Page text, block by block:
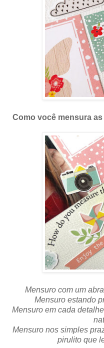
Como você mensura
Mensuro com um
Mensuro estando
Mensuro em cada
Mensuro nos simples
pirulito que